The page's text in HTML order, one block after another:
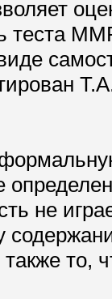
теста
не
то,